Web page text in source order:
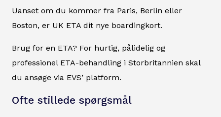
Uanset om du kommer fra Paris, Berlin eller
Boston, er UK ETA dit nye boardingkort.
Brug for en ETA? For hurtig, pålidelig og
professionel ETA-behandling i Storbritannien skal
du ansøge via EVS’ platform.
Ofte stillede spørgsmål